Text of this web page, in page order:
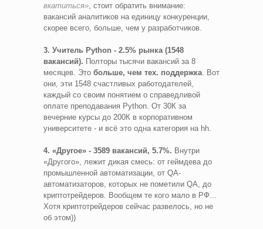
вкатиться», стоит обратить внимание:
вакансий аналитиков на единицу конкуренции,
скорее всего, больше, чем у разработчиков.
3. Учитель Python - 2.5% рынка (1548
вакансий). Полторы тысячи вакансий за 8
месяцев. Это больше, чем тех. поддержка. Вот
они, эти 1548 счастливых работодателей,
каждый со своим понятием о справедливой
оплате преподавания Python. От 30К за
вечерние курсы до 200К в корпоративном
университете - и всё это одна категория на hh.
4. «Другое» - 3589 вакансий, 5.7%. Внутри
«Другого», лежит дикая смесь: от геймдева до
промышленной автоматизации, от QA-
автоматизаторов, которых не пометили QA, до
криптотрейдеров. Вообщем те кого мало в РФ...
Хотя криптотрейдеров сейчас развелось, но не
об этом))